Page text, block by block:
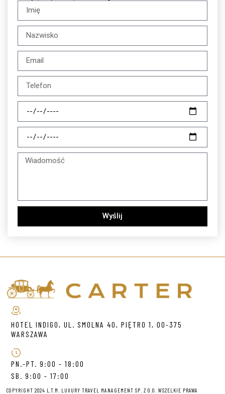
Wyślij
HOTEL INDIGO, UL. SMOLNA 40, PIĘTRO 1, 00-375
WARSZAWA
PN.-PT. 9:00 - 18:00
SB. 9:00 - 17:00
COPYRIGHT 2024 L.T.M. LUXURY TRAVEL MANAGEMENT SP. Z O.O. WSZELKIE PRAWA